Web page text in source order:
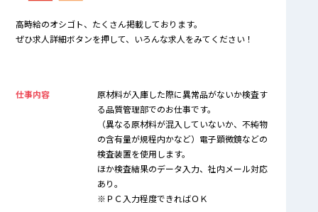
仕事内容
原材料が入庫した際に異常品がないか検査す
る品質管理部でのお仕事です。
（異なる原材料が混入していないか、不純物
の含有量が規程内かなど）電子顕微鏡などの
検査装置を使用します。
ほか検査結果のデータ入力、社内メール対応
あり。
※ＰＣ入力程度できればＯＫ
高時給のオシゴト、たくさん掲載しております。
ぜひ求人詳細ボタンを押して、いろんな求人をみてください！